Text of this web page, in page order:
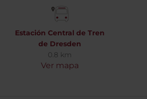
Estación Central de Tren
de Dresden
0.8 km
Ver mapa